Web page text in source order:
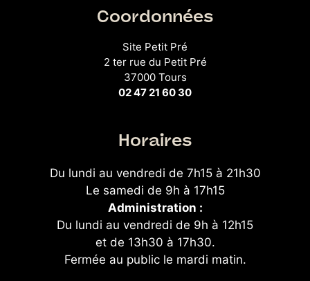
Coordonnées
Site Petit Pré
2 ter rue du Petit Pré
37000 Tours
02 47 21 60 30
Horaires
Du lundi au vendredi de 7h15 à 21h30
Le samedi de 9h à 17h15
Administration :
Du lundi au vendredi de 9h à 12h15
et de 13h30 à 17h30.
Fermée au public le mardi matin.